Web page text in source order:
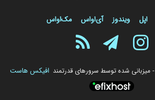
اپل ویندوز آی‌او‌اس مک‌او‌اس
- میزبانی شده توسط سرورهای قدرتمند افیکس هاست